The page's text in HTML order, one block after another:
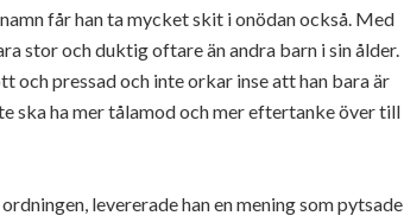
får han ta mycket skit i onödan också. Med
stor och duktig oftare än andra barn i sin ålder.
pressad och inte orkar inse att han bara är
ska ha mer tålamod och mer eftertanke över till
levererade han en mening som pytsade